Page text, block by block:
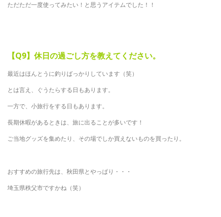
ただただ一度使ってみたい！と思うアイテムでした！！
【Q9】休日の過ごし方を教えてください。
最近はほんとうに釣りばっかりしています（笑）
とは言え、ぐうたらする日もあります。
一方で、小旅行をする日もあります。
長期休暇があるときは、旅に出ることが多いです！
ご当地グッズを集めたり、その場でしか買えないものを買ったり。
おすすめの旅行先は、秋田県とやっぱり・・・
埼玉県秩父市ですかね（笑）